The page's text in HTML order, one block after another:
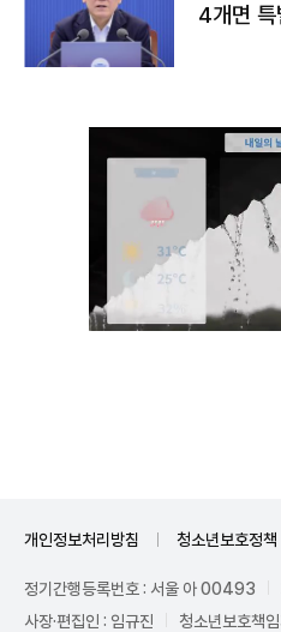
4개면 특
개인정보처리방침 청소년보호정책
정기간행등록번호 : 서울 아 00493
사장·편집인 : 임규진
청소년보호책